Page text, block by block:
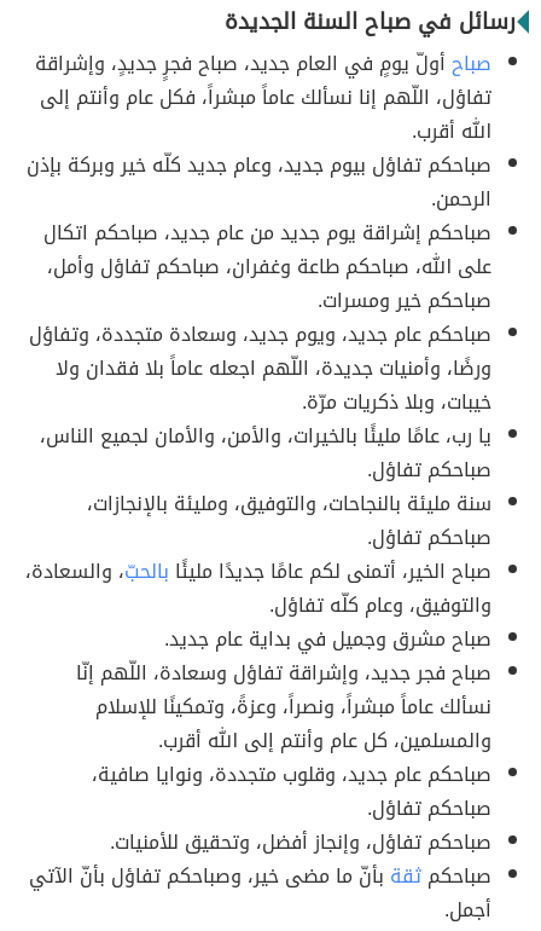
رسائل في صباح السنة الجديدة
صباحأولّ يومٍ في العام جديد، صباح فجرٍ جديدٍ، وإشراقة
تفاؤل، اللّهم إنا نسألك عاماً مبشراً، فكل عام وأنتم إلى
الله أقرب.
صباحكم تفاؤل بيوم جديد، وعام جديد كلّه خير وبركة بإذن
الرحمن.
صباحكم إشراقة يوم جديد من عام جديد، صباحكم اتكال
على الله، صباحكم طاعة وغفران، صباحكم تفاؤل وأمل،
صباحكم خير ومسرات.
صباحكم عام جديد، ويوم جديد، وسعادة متجددة، وتفاؤل
ورضًا، وأمنيات جديدة، اللّهم اجعله عاماً بلا فقدان ولا
خيبات، وبلا ذكريات مرّة.
يا رب، عامًا مليئًا بالخيرات، والأمن، والأمان لجميع الناس،
صباحكم تفاؤل.
سنة مليئة بالنجاحات، والتوفيق، ومليئة بالإنجازات،
صباحكم تفاؤل.
صباح الخير، أتمنى لكم عامًا جديدًا مليئًا بالحبّ، والسعادة،
والتوفيق، وعام كلّه تفاؤل.
صباح مشرق وجميل في بداية عام جديد.
صباح فجر جديد، وإشراقة تفاؤل وسعادة، اللّهم إنّا
نسألك عاماً مبشراً، ونصراً، وعزةً، وتمكينًا للإسلام
والمسلمين، كل عام وأنتم إلى الله أقرب.
صباحكم عام جديد، وقلوب متجددة، ونوايا صافية،
صباحكم تفاؤل.
صباحكم تفاؤل، وإنجاز أفضل، وتحقيق للأمنيات.
صباحكمثقة بأنّ ما مضى خير، وصباحكم تفاؤل بأنّ الآتي
أجمل.